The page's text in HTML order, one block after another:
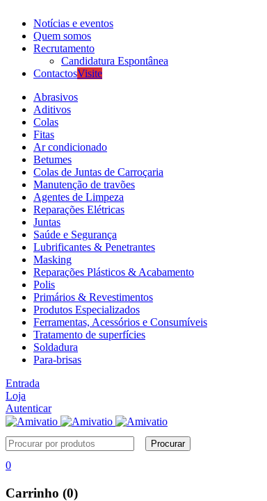
Notícias e eventos
Quem somos
Recrutamento
Candidatura Espontânea
ContactosVisite
Abrasivos
Aditivos
Colas
Fitas
Ar condicionado
Betumes
Colas de Juntas de Carroçaria
Manutenção de travões
Agentes de Limpeza
Reparações Elétricas
Juntas
Saúde e Segurança
Lubrificantes & Penetrantes
Masking
Reparações Plásticos & Acabamento
Polis
Primários & Revestimentos
Produtos Especializados
Ferramentas, Acessórios e Consumíveis
Tratamento de superfícies
Soldadura
Para-brisas
Entrada
Loja
Autenticar
0
Carrinho (0)